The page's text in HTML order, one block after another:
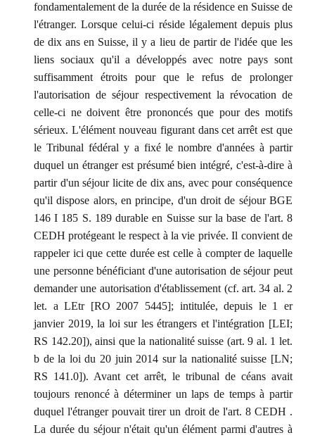
fondamentalement de la durée de la résidence en Suisse de
l'étranger. Lorsque celui-ci réside légalement depuis plus
de dix ans en Suisse, il y a lieu de partir de l'idée que les
liens sociaux qu'il a développés avec notre pays sont
suffisamment étroits pour que le refus de prolonger
l'autorisation de séjour respectivement la révocation de
celle-ci ne doivent être prononcés que pour des motifs
sérieux. L'élément nouveau figurant dans cet arrêt est que
le Tribunal fédéral y a fixé le nombre d'années à partir
duquel un étranger est présumé bien intégré, c'est-à-dire à
partir d'un séjour licite de dix ans, avec pour conséquence
qu'il dispose alors, en principe, d'un droit de séjour BGE
146 I 185 S. 189 durable en Suisse sur la base de l'art. 8
CEDH protégeant le respect à la vie privée. Il convient de
rappeler ici que cette durée est celle à compter de laquelle
une personne bénéficiant d'une autorisation de séjour peut
demander une autorisation d'établissement (cf. art. 34 al. 2
let. a LEtr [RO 2007 5445]; intitulée, depuis le 1 er
janvier 2019, la loi sur les étrangers et l'intégration [LEI;
RS 142.20]), ainsi que la nationalité suisse (art. 9 al. 1 let.
b de la loi du 20 juin 2014 sur la nationalité suisse [LN;
RS 141.0]). Avant cet arrêt, le tribunal de céans avait
toujours renoncé à déterminer un laps de temps à partir
duquel l'étranger pouvait tirer un droit de l'art. 8 CEDH .
La durée du séjour n'était qu'un élément parmi d'autres à